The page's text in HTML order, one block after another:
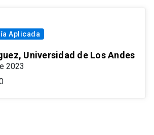
Aplicada
Universidad de Los Andes
2023